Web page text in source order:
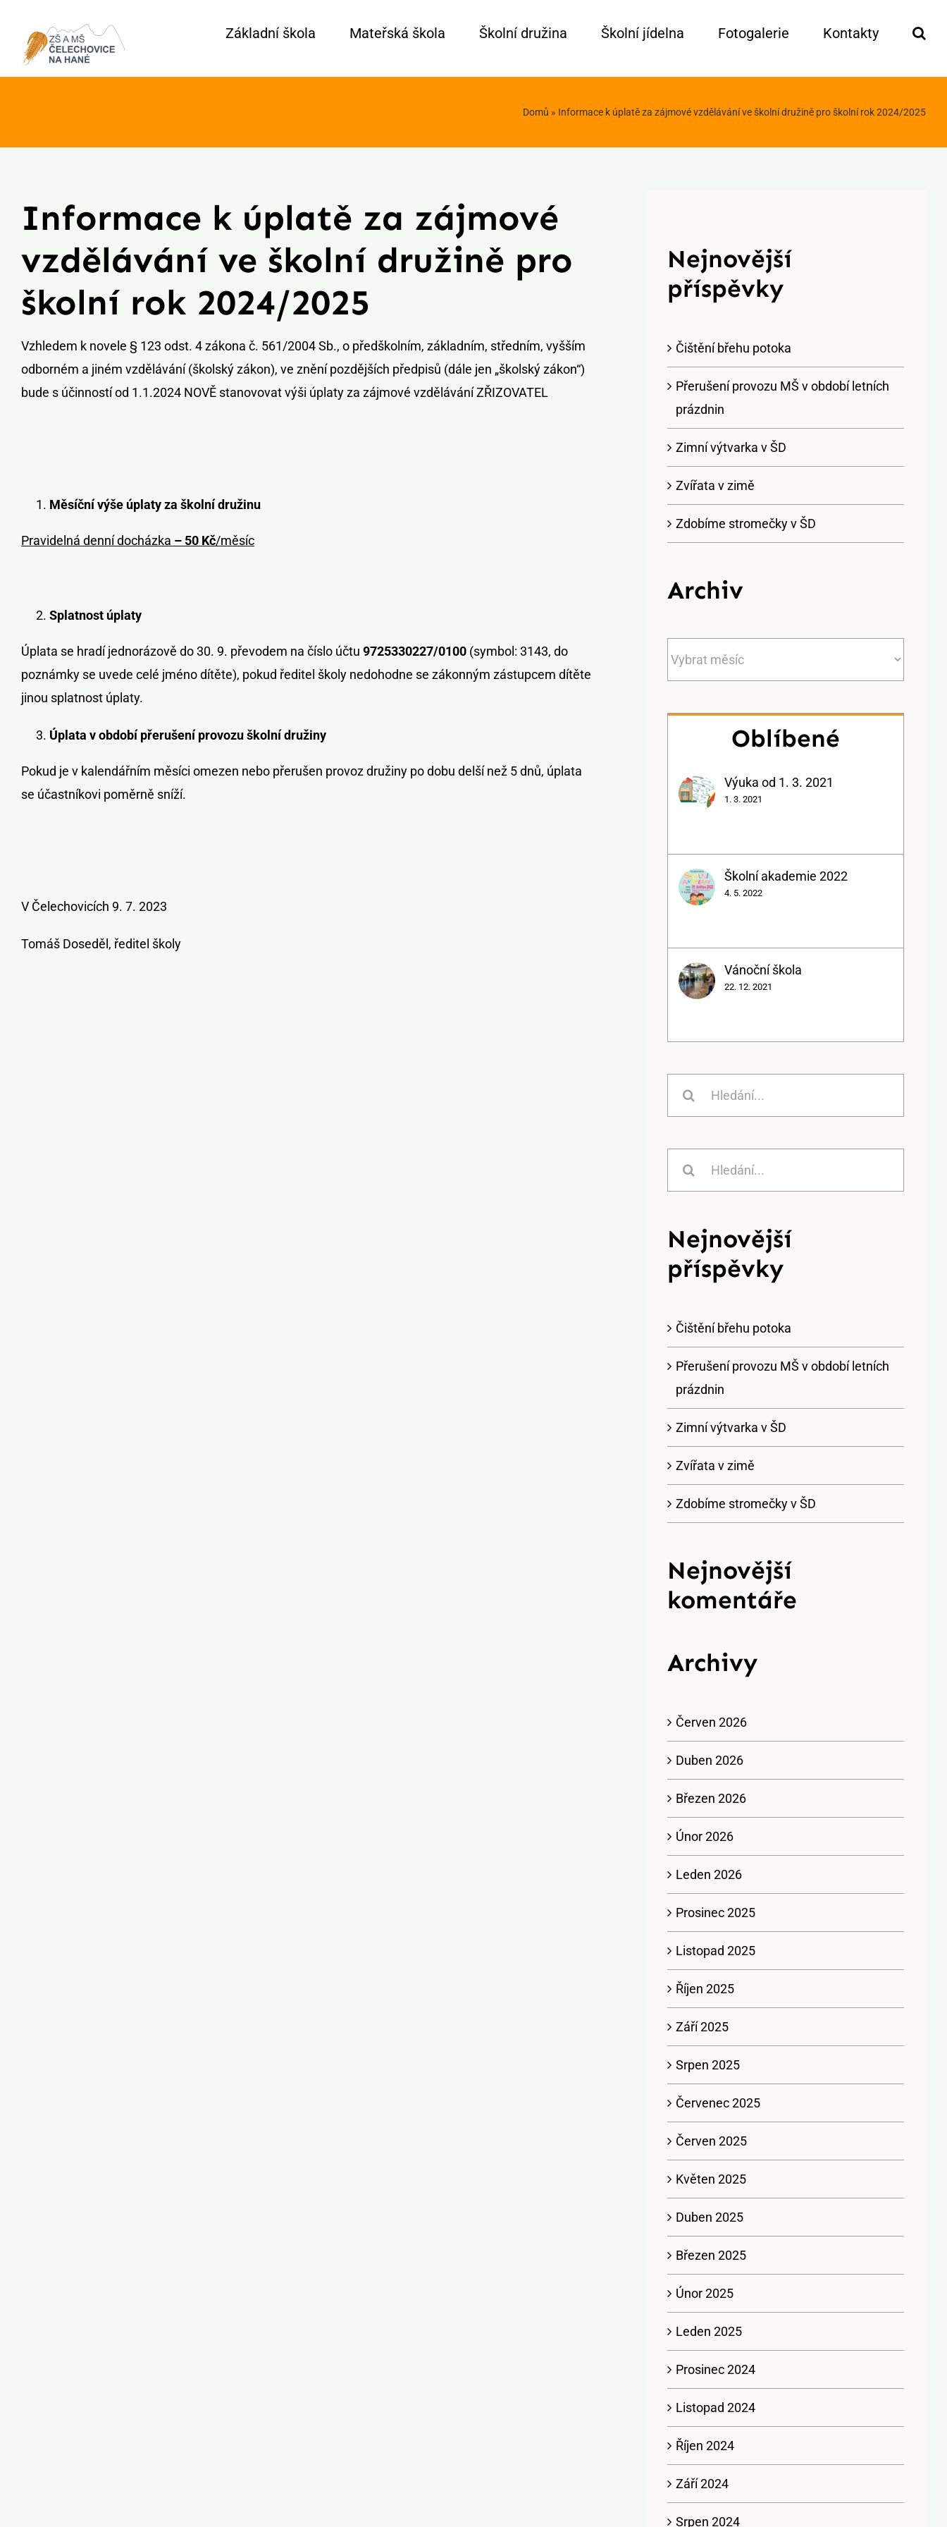
obsah
Základní škola Mateřská škola Školní družina Školní jídelna Fotogalerie Kontakty
Domů » Informace k úplatě za zájmové vzdělávání ve školní družině pro školní rok 2024/2025
Informace k úplatě za zájmové
vzdělávání ve školní družině pro
školní rok 2024/2025
Vzhledem k novele § 123 odst. 4 zákona č. 561/2004 Sb., o předškolním, základním, středním, vyšším
odborném a jiném vzdělávání (školský zákon), ve znění pozdějších předpisů (dále jen „školský zákon“)
bude s účinností od 1.1.2024 NOVĚ stanovovat výši úplaty za zájmové vzdělávání ZŘIZOVATEL
Měsíční výše úplaty za školní družinu
Pravidelná denní docházka – 50 Kč/měsíc
Splatnost úplaty
Úplata se hradí jednorázově do 30. 9. převodem na číslo účtu 9725330227/0100 (symbol: 3143, do
poznámky se uvede celé jméno dítěte), pokud ředitel školy nedohodne se zákonným zástupcem dítěte
jinou splatnost úplaty.
Úplata v období přerušení provozu školní družiny
Pokud je v kalendářním měsíci omezen nebo přerušen provoz družiny po dobu delší než 5 dnů, úplata
se účastníkovi poměrně sníží.
V Čelechovicích 9. 7. 2023
Tomáš Doseděl, ředitel školy
Nejnovější
příspěvky
Čištění břehu potoka
Přerušení provozu MŠ v období letních
prázdnin
Zimní výtvarka v ŠD
Zvířata v zimě
Zdobíme stromečky v ŠD
Archiv
Oblíbené
Výuka od 1. 3. 2021
1. 3. 2021
Školní akademie 2022
4. 5. 2022
Vánoční škola
22. 12. 2021
Nejnovější
příspěvky
Čištění břehu potoka
Přerušení provozu MŠ v období letních
prázdnin
Zimní výtvarka v ŠD
Zvířata v zimě
Zdobíme stromečky v ŠD
Nejnovější
komentáře
Archivy
Červen 2026
Duben 2026
Březen 2026
Únor 2026
Leden 2026
Prosinec 2025
Listopad 2025
Říjen 2025
Září 2025
Srpen 2025
Červenec 2025
Červen 2025
Květen 2025
Duben 2025
Březen 2025
Únor 2025
Leden 2025
Prosinec 2024
Listopad 2024
Říjen 2024
Září 2024
Srpen 2024